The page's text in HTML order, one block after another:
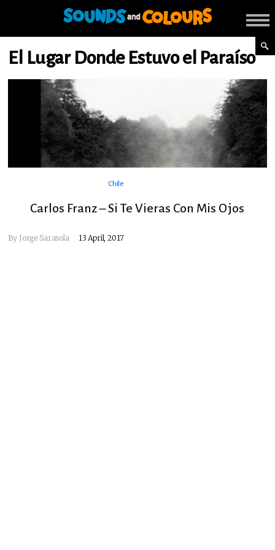
El Lugar Donde Estuvo el Paraíso
Chile
Carlos Franz – Si Te Vieras Con Mis Ojos
By Jorge Sarasola 13 April, 2017